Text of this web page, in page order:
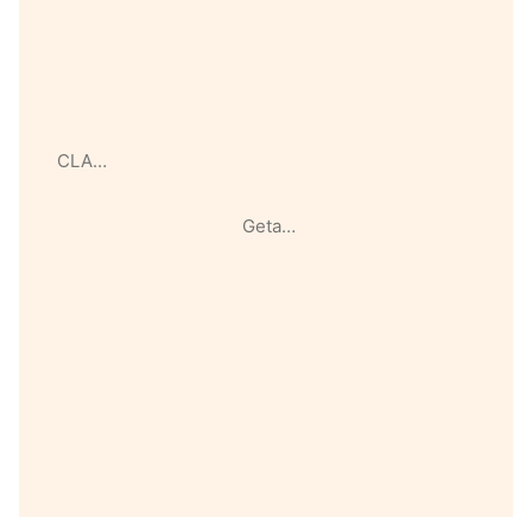
CLA…
Geta…